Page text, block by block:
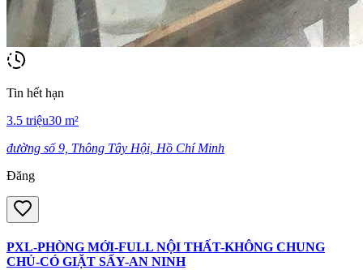
Tin hết hạn
3.5 triệu30 m²
đường số 9, Thông Tây Hội, Hồ Chí Minh
Đăng
PXL-PHÒNG MỚI-FULL NỘI THẤT-KHÔNG CHUNG
CHỦ-CÓ GIẶT SẤY-AN NINH